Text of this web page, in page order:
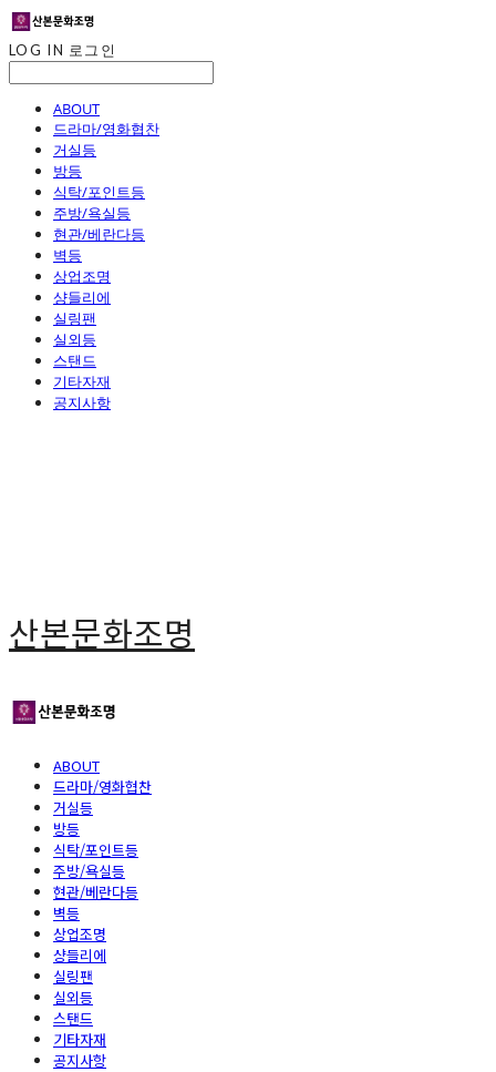
LOG IN 로그인
ABOUT
드라마/영화협찬
거실등
방등
식탁/포인트등
주방/욕실등
현관/베란다등
벽등
상업조명
샹들리에
실링팬
실외등
스탠드
기타자재
공지사항
산본문화조명
ABOUT
드라마/영화협찬
거실등
방등
식탁/포인트등
주방/욕실등
현관/베란다등
벽등
상업조명
샹들리에
실링팬
실외등
스탠드
기타자재
공지사항